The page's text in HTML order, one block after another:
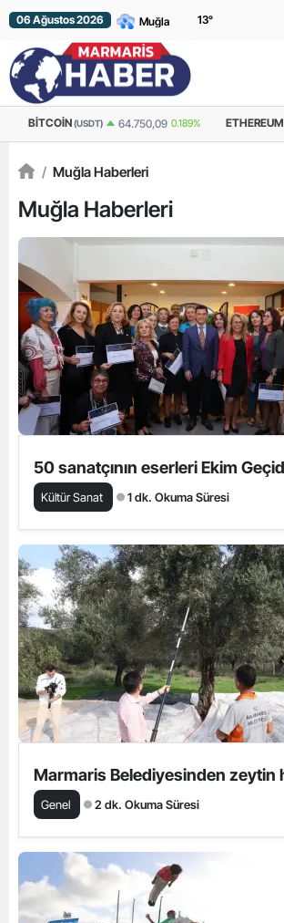
06 Ağustos 2026 13°
BITCOIN(USDT) 64.750,09 0.189% ETHEREUM
/ Muğla Haberleri
Muğla Haberleri
50 sanatçının eserleri Ekim
Kültür Sanat 1 dk. Okuma Süresi
Marmaris Belediyesinden zeytin
Genel 2 dk. Okuma Süresi